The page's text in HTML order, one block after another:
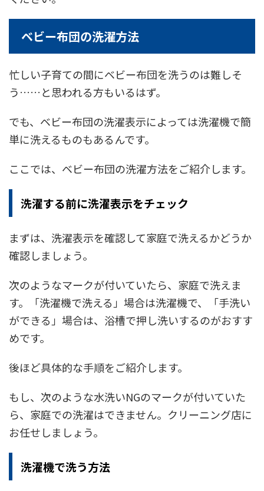
ベビー布団の洗濯方法
忙しい子育ての間にベビー布団を洗うのは難しそ
う……と思われる方もいるはず。
でも、ベビー布団の洗濯表示によっては洗濯機で簡
単に洗えるものもあるんです。
ここでは、ベビー布団の洗濯方法をご紹介します。
洗濯する前に洗濯表示をチェック
まずは、洗濯表示を確認して家庭で洗えるかどうか
確認しましょう。
次のようなマークが付いていたら、家庭で洗えま
す。「洗濯機で洗える」場合は洗濯機で、「手洗い
ができる」場合は、浴槽で押し洗いするのがおすす
めです。
後ほど具体的な手順をご紹介します。
もし、次のような水洗いNGのマークが付いていた
ら、家庭での洗濯はできません。クリーニング店に
お任せしましょう。
洗濯機で洗う方法